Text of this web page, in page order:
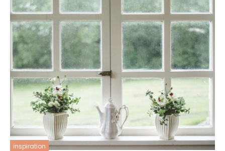
inspiration